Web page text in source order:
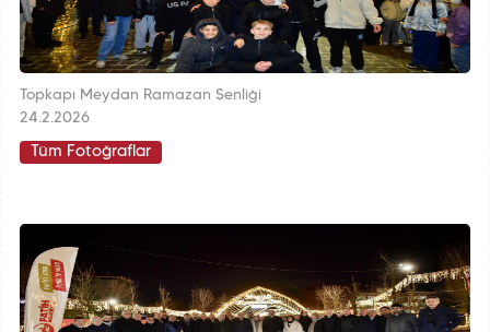
Topkapı Meydan Ramazan Şenliği
24.2.2026
Tüm Fotoğraflar